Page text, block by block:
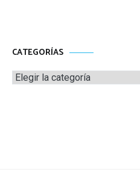
CATEGORÍAS
Categorías